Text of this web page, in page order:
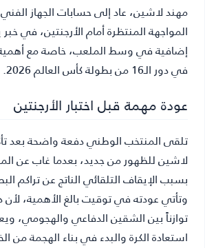
مهند لاشين، عاد إلى حسابات الجهاز
المواجهة المنتظرة أمام الأرجنتين، في
إضافية في وسط الملعب، خاصة مع
في دور الـ16 من بطولة كأس العالم 2026.
عودة مهمة قبل اختبار الأرجنتين
تلقى المنتخب الوطني دفعة واضحة بعد
لاشين للظهور من جديد، بعدما غاب عن
بسبب الإيقاف التلقائي الناتج عن تراكم
وتأتي عودته في توقيت بالغ الأهمية، لأن
توازناً بين الشقين الدفاعي والهجومي،
استعادة الكرة والبدء في بناء الهجمة من